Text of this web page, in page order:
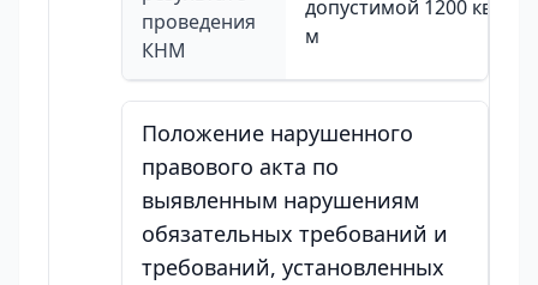
проведения
КНМ
допустимой 1200 кв.
м
Положение нарушенного
правового акта по
выявленным нарушениям
обязательных требований и
требований, установленных